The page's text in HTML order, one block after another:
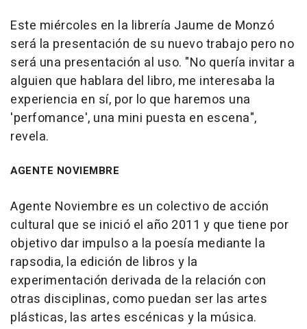
Este miércoles en la librería Jaume de Monzó
será la presentación de su nuevo trabajo pero no
será una presentación al uso. "No quería invitar a
alguien que hablara del libro, me interesaba la
experiencia en sí, por lo que haremos una
'perfomance', una mini puesta en escena",
revela.
AGENTE NOVIEMBRE
Agente Noviembre es un colectivo de acción
cultural que se inició el año 2011 y que tiene por
objetivo dar impulso a la poesía mediante la
rapsodia, la edición de libros y la
experimentación derivada de la relación con
otras disciplinas, como puedan ser las artes
plásticas, las artes escénicas y la música.